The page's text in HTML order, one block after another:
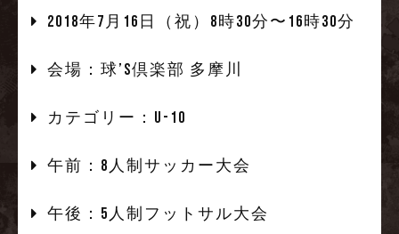
2018年7月16日（祝）8時30分〜16時30分
会場：球’s倶楽部 多摩川
カテゴリー：U-10
午前：8人制サッカー大会
午後：5人制フットサル大会